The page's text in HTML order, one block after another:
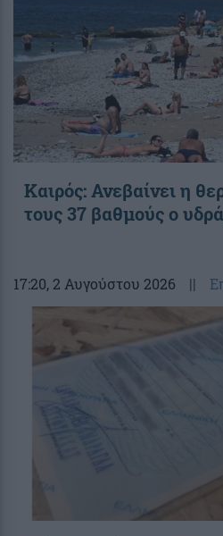
Καιρός: Ανεβαίνει η
τους 37 βαθμούς ο
17:20, 2 Αυγούστου 2026 ||